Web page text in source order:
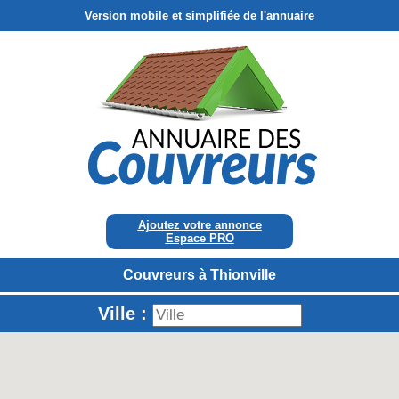
Version mobile et simplifiée de l'annuaire
Ajoutez votre annonce
Espace PRO
Couvreurs à Thionville
Ville :